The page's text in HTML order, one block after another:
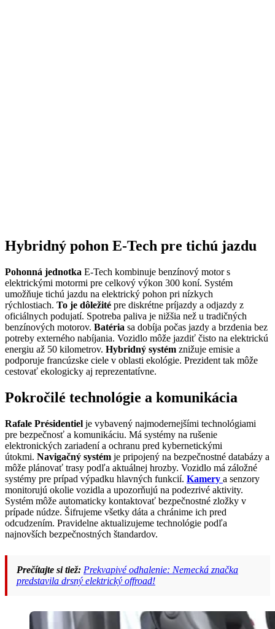
Hybridný pohon E-Tech pre tichú jazdu
Pohonná jednotka E-Tech kombinuje benzínový motor s
elektrickými motormi pre celkový výkon 300 koní. Systém
umožňuje tichú jazdu na elektrický pohon pri nízkych
rýchlostiach. To je dôležité pre diskrétne príjazdy a odjazdy z
oficiálnych podujatí. Spotreba paliva je nižšia než u tradičných
benzínových motorov. Batéria sa dobíja počas jazdy a brzdenia bez
potreby externého nabíjania. Vozidlo môže jazdiť čisto na elektrickú
energiu až 50 kilometrov. Hybridný systém znižuje emisie a
podporuje francúzske ciele v oblasti ekológie. Prezident tak môže
cestovať ekologicky aj reprezentatívne.
Pokročilé technológie a komunikácia
Rafale Présidentiel je vybavený najmodernejšími technológiami
pre bezpečnosť a komunikáciu. Má systémy na rušenie
elektronických zariadení a ochranu pred kybernetickými
útokmi. Navigačný systém je pripojený na bezpečnostné databázy a
môže plánovať trasy podľa aktuálnej hrozby. Vozidlo má záložné
systémy pre prípad výpadku hlavných funkcií. Kamery a senzory
monitorujú okolie vozidla a upozorňujú na podezrivé aktivity.
Systém môže automaticky kontaktovať bezpečnostné zložky v
prípade núdze. Šifrujeme všetky dáta a chránime ich pred
odcudzením. Pravidelne aktualizujeme technológie podľa
najnovších bezpečnostných štandardov.
Prečítajte si tiež: Prekvapivé odhalenie: Nemecká značka
predstavila drsný elektrický offroad!